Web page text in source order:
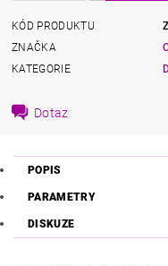
KÓD PRODUKTU
ZNAČKA
KATEGORIE
Dotaz
POPIS
PARAMETRY
DISKUZE